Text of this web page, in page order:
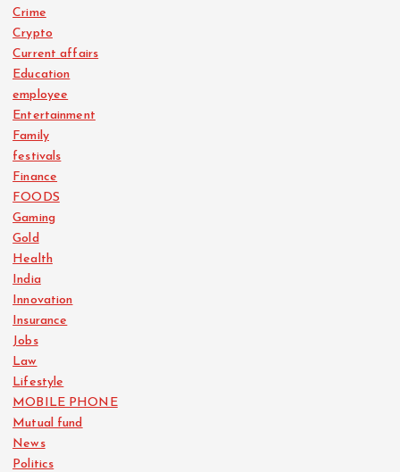
Crime
Crypto
Current affairs
Education
employee
Entertainment
Family
festivals
Finance
FOODS
Gaming
Gold
Health
India
Innovation
Insurance
Jobs
Law
Lifestyle
MOBILE PHONE
Mutual fund
News
Politics